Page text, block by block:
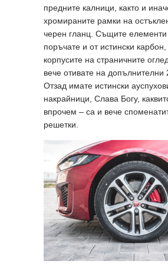
предните калници, както и
хромираните рамки на
черен гланц. Същите
поръчате и от истински
корпусите на страничните
вече отивате на допълнителни
Отзад имате истински
накрайници, Слава Богу,
впрочем – са и вече
решетки.